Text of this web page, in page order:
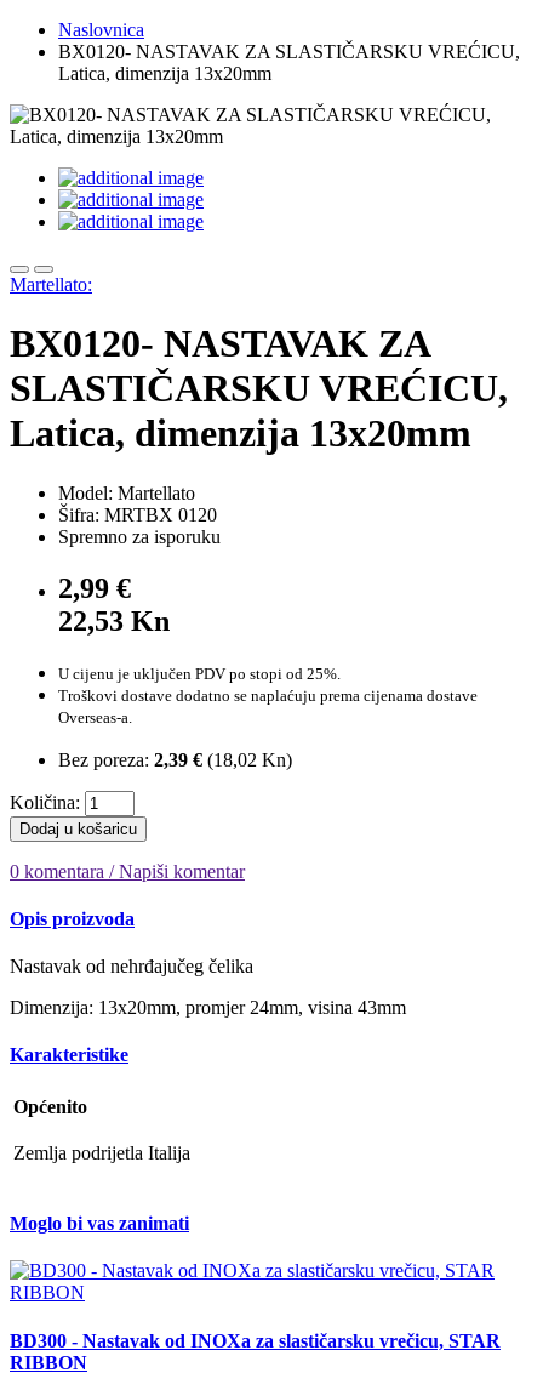
Naslovnica
BX0120- NASTAVAK ZA SLASTIČARSKU VREĆICU,
Latica, dimenzija 13x20mm
Martellato:
BX0120- NASTAVAK ZA
SLASTIČARSKU VREĆICU,
Latica, dimenzija 13x20mm
Model: Martellato
Šifra: MRTBX 0120
Spremno za isporuku
2,99 €
22,53 Kn
U cijenu je uključen PDV po stopi od 25%.
Troškovi dostave dodatno se naplaćuju prema cijenama dostave
Overseas-a.
Bez poreza: 2,39 € (18,02 Kn)
Količina:
Dodaj u košaricu
0 komentara / Napiši komentar
Opis proizvoda
Nastavak od nehrđajučeg čelika
Dimenzija: 13x20mm, promjer 24mm, visina 43mm
Karakteristike
Općenito
Zemlja podrijetla Italija
Moglo bi vas zanimati
BD300 - Nastavak od INOXa za slastičarsku vrečicu, STAR
RIBBON